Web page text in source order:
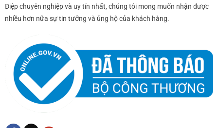
Điệp chuyên nghiệp và uy tín nhất, chúng tôi mong muốn nhận được
nhiều hơn nữa sự tin tưởng và ủng hộ của khách hàng.